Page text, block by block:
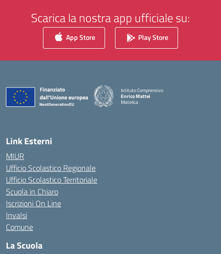
Scarica la nostra app ufficiale su:
App Store Play Store
Istituto Comprensivo
Enrico Mattei
Matelica
Link Esterni
MIUR
Ufficio Scolastico Regionale
Ufficio Scolastico Territoriale
Scuola in Chiaro
Iscrizioni On Line
Invalsi
Comune
La Scuola